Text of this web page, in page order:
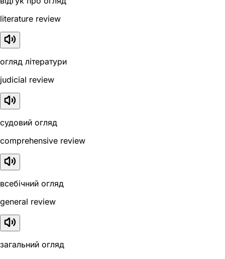
literature review
огляд літератури
judicial review
судовий огляд
comprehensive review
всебічний огляд
general review
загальний огляд